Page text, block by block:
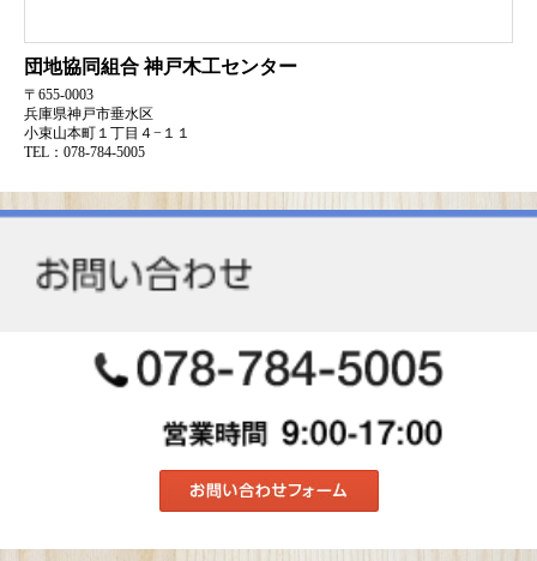
団地協同組合神戸木工センター
〒655-0003
兵庫県神戸市垂水区
小束山本町１丁目４−１１
TEL：078-784-5005